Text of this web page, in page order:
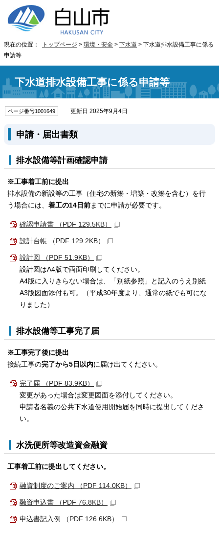
現在の位置： トップページ > 環境・安全 > 下水道 > 下水道排水設備工事に係る
申請等
下水道排水設備工事に係る申請等
ページ番号1001649 更新日 2025年9月4日
申請・届出書類
排水設備等計画確認申請
※工事着工前に提出
排水設備の新設等の工事（住宅の新築・増築・改築を含む）を行
う場合には、 着工の14日前 までに申請が必要です。
確認申請書 （PDF 129.5KB）
設計台帳 （PDF 129.2KB）
設計図 （PDF 51.9KB）
設計図はA4版で両面印刷してください。
A4版に入りきらない場合は、「別紙参照」と記入のうえ別紙
A3版図面添付も可。（平成30年度より、通常の紙でも可にな
りました）
排水設備等工事完了届
※工事完了後に提出
接続工事の完了から5日以内に届け出てください。
完了届 （PDF 83.9KB）
変更があった場合は変更図面を添付してください。
申請者名義の公共下水道使用開始届を同時に提出してくださ
い。
水洗便所等改造資金融資
工事着工前に提出してください。
融資制度のご案内 （PDF 114.0KB）
融資申込書 （PDF 76.8KB）
申込書記入例 （PDF 126.6KB）